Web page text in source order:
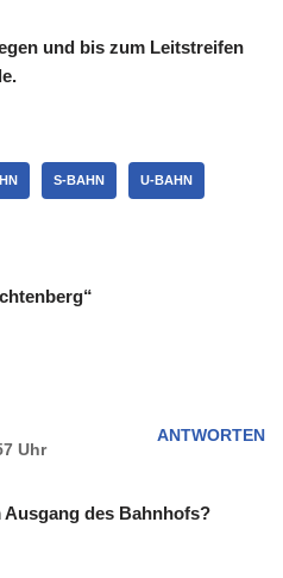
und bis zum Leitstreifen
S-BAHN U-BAHN
Uhr
ANTWORTEN
Ausgang des Bahnhofs?